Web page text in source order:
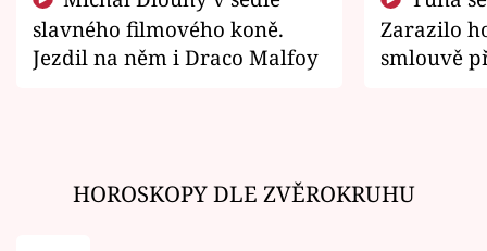
slavného filmového koně.
Jezdil na něm i Draco Malfoy
Zarazilo
smlouvě
HOROSKOPY DLE ZVĚROKRUHU